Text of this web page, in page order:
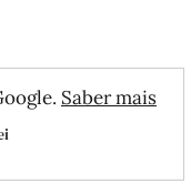
Saber mais